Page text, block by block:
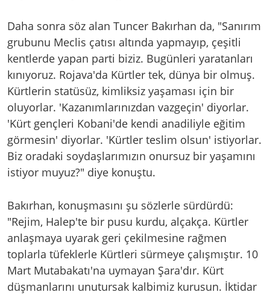
Daha sonra söz alan Tuncer Bakırhan da, "Sanırım
grubunu Meclis çatısı altında yapmayıp, çeşitli
kentlerde yapan parti biziz. Bugünleri yaratanları
kınıyoruz. Rojava'da Kürtler tek, dünya bir olmuş.
Kürtlerin statüsüz, kimliksiz yaşaması için bir
oluyorlar. 'Kazanımlarınızdan vazgeçin' diyorlar.
'Kürt gençleri Kobani'de kendi anadiliyle eğitim
görmesin' diyorlar. 'Kürtler teslim olsun' istiyorlar.
Biz oradaki soydaşlarımızın onursuz bir yaşamını
istiyor muyuz?" diye konuştu.
Bakırhan, konuşmasını şu sözlerle sürdürdü:
"Rejim, Halep'te bir pusu kurdu, alçakça. Kürtler
anlaşmaya uyarak geri çekilmesine rağmen
toplarla tüfeklerle Kürtleri sürmeye çalışmıştır. 10
Mart Mutabakatı'na uymayan Şara'dır. Kürt
düşmanlarını unutursak kalbimiz kurusun. İktidar